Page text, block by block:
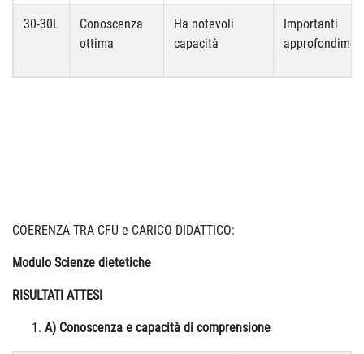
30-30L
Conoscenza
ottima
Ha notevoli
capacità
Importanti
COERENZA TRA CFU e CARICO DIDATTICO:
Modulo Scienze dietetiche
RISULTATI ATTESI
A) Conoscenza e capacità di comprensione